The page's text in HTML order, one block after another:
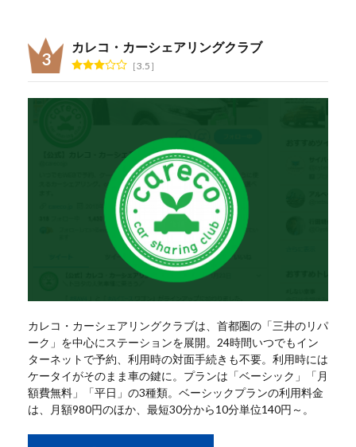
カレコ・カーシェアリングクラブ
3.5
カレコ・カーシェアリングクラブは、首都圏の「三井のリパ
ーク」を中心にステーションを展開。24時間いつでもイン
ターネットで予約、利用時の対面手続きも不要。利用時には
ケータイがそのまま車の鍵に。プランは「ベーシック」「月
額費無料」「平日」の3種類。ベーシックプランの利用料金
は、月額980円のほか、最短30分から10分単位140円～。